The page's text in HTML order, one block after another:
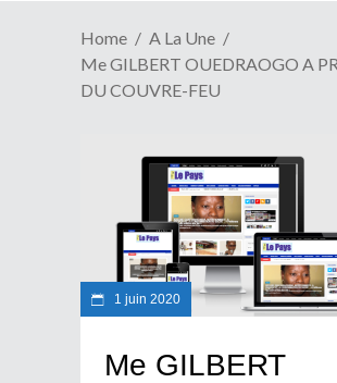
Home
A La Une
Me GILBERT OUEDRAOGO A
DU COUVRE-FEU
1 juin 2020
Me GILBERT